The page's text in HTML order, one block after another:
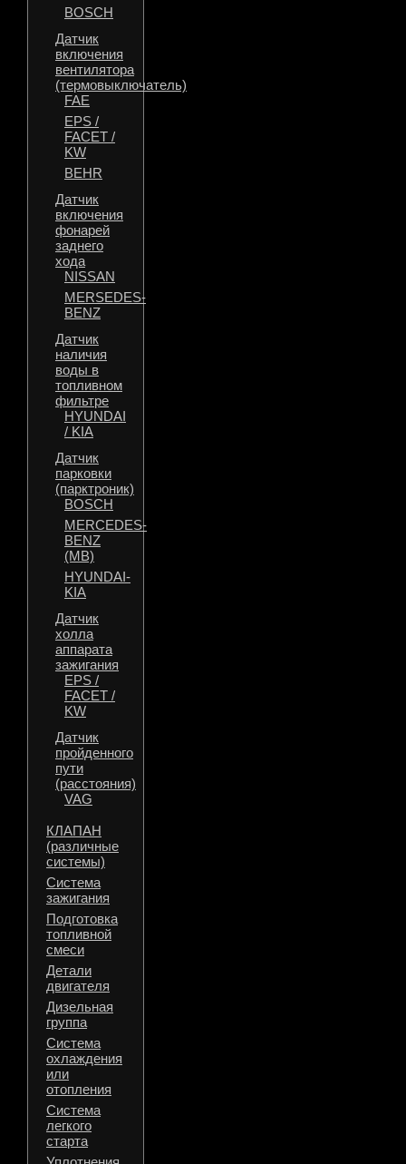
BOSCH
Датчик
включения
вентилятора
(термовыключатель)
FAE
EPS /
FACET /
KW
BEHR
Датчик
включения
фонарей
заднего
хода
NISSAN
MERSEDES-
BENZ
Датчик
наличия
воды в
топливном
фильтре
HYUNDAI
/ KIA
Датчик
парковки
(парктроник)
BOSCH
MERCEDES-
BENZ
(MB)
HYUNDAI-
KIA
Датчик
холла
аппарата
зажигания
EPS /
FACET /
KW
Датчик
пройденного
пути
(расстояния)
VAG
КЛАПАН
(различные
системы)
Система
зажигания
Подготовка
топливной
смеси
Детали
двигателя
Дизельная
группа
Система
охлаждения
или
отопления
Система
легкого
старта